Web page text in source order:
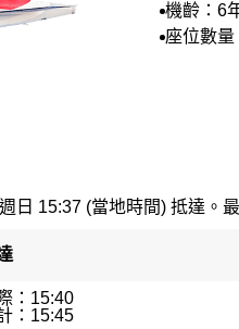
公里
機齡：6
座位數
15:37 (當地時間) 抵達。
：15:40
：15:45